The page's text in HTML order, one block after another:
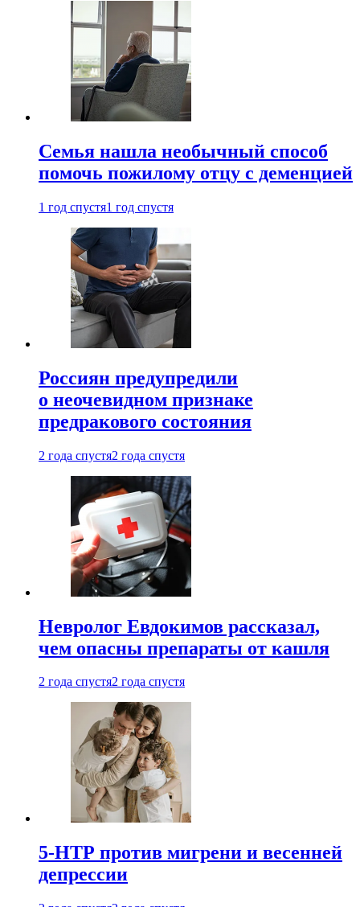
Семья нашла необычный способ
помочь пожилому отцу с деменцией
1 год спустя1 год спустя
Россиян предупредили
о неочевидном признаке
предракового состояния
2 года спустя2 года спустя
Невролог Евдокимов рассказал,
чем опасны препараты от кашля
2 года спустя2 года спустя
5-НТР против мигрени и весенней
депрессии